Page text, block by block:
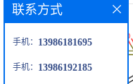
联系方式
手机： 13986181695
手机： 13986192185